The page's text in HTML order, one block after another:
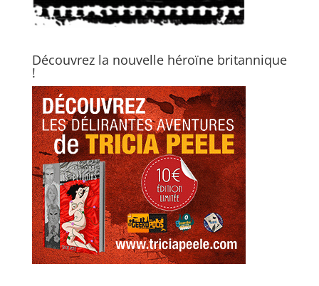
Découvrez la nouvelle héroïne britannique
!